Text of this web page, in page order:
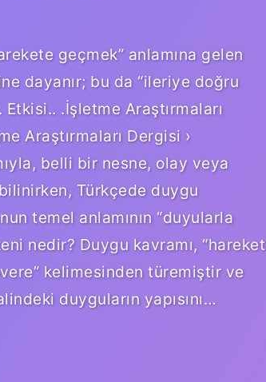
geçmek” anlamına gelen
dayanır; bu da “ileriye doğru
.İşletme Araştırmaları
Araştırmaları Dergisi ›
belli bir nesne, olay veya
Türkçede duygu
temel anlamının “duyularla
nedir? Duygu kavramı, “hareket
kelimesinden türemiştir ve
duyguların yapısını…